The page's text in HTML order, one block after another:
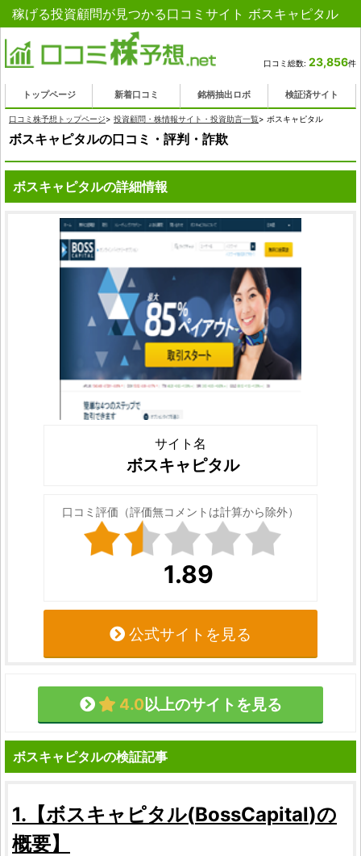
稼げる投資顧問が見つかる口コミサイト ボスキャピタル
口コミ総数: 23,856件
トップページ 新着口コミ 銘柄抽出ロボ 検証済サイト
口コミ株予想トップページ> 投資顧問・株情報サイト・投資助言一覧> ボスキャピタル
ボスキャピタルの口コミ・評判・詐欺
ボスキャピタルの詳細情報
サイト名
ボスキャピタル
口コミ評価（評価無コメントは計算から除外）
1.89
公式サイトを見る
4.0以上のサイトを見る
ボスキャピタルの検証記事
1.【ボスキャピタル(BossCapital)の
概要】